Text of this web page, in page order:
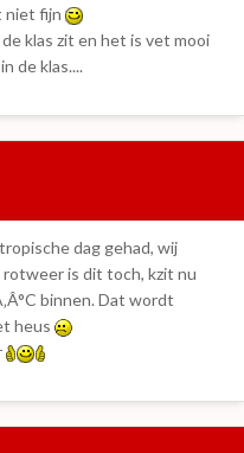
niet fijn
klas zit en het is vet mooi
de klas....
dag gehad, wij
rotweer is dit toch, kzit nu
binnen. Dat wordt
heus